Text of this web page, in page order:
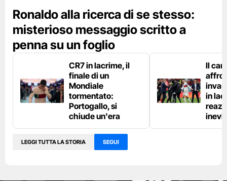
Ronaldo alla ricerca di se stesso:
misterioso messaggio scritto a
penna su un foglio
CR7 in lacrime, il
finale di un
Mondiale
tormentato:
Portogallo, si
chiude un'era
Il
in
LEGGI TUTTA LA STORIA SEGUI